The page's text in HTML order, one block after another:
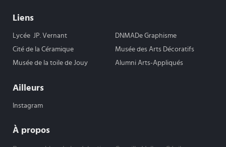
Liens
Lycée JP. Vernant
DNMADe Graphisme
Cité de la Céramique
Musée des Arts Décoratifs
Musée de la toile de Jouy
Alumni Arts-Appliqués
Ailleurs
Instagram
À propos